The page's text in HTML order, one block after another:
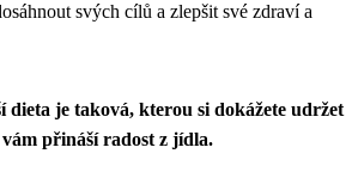
svých cílů a zlepšit své zdraví a
dieta je taková, kterou si dokážete udržet
přináší radost z jídla.